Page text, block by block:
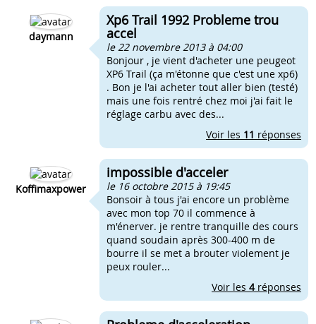
daymann
Xp6 Trail 1992 Probleme trou
accel
le 22 novembre 2013 à 04:00
Bonjour , je vient d'acheter une peugeot
XP6 Trail (ça m'étonne que c'est une xp6)
. Bon je l'ai acheter tout aller bien (testé)
mais une fois rentré chez moi j'ai fait le
réglage carbu avec des...
Voir les 11 réponses
Koffimaxpower
impossible d'acceler
le 16 octobre 2015 à 19:45
Bonsoir à tous j'ai encore un problème
avec mon top 70 il commence à
m'énerver. je rentre tranquille des cours
quand soudain après 300-400 m de
bourre il se met a brouter violement je
peux rouler...
Voir les 4réponses